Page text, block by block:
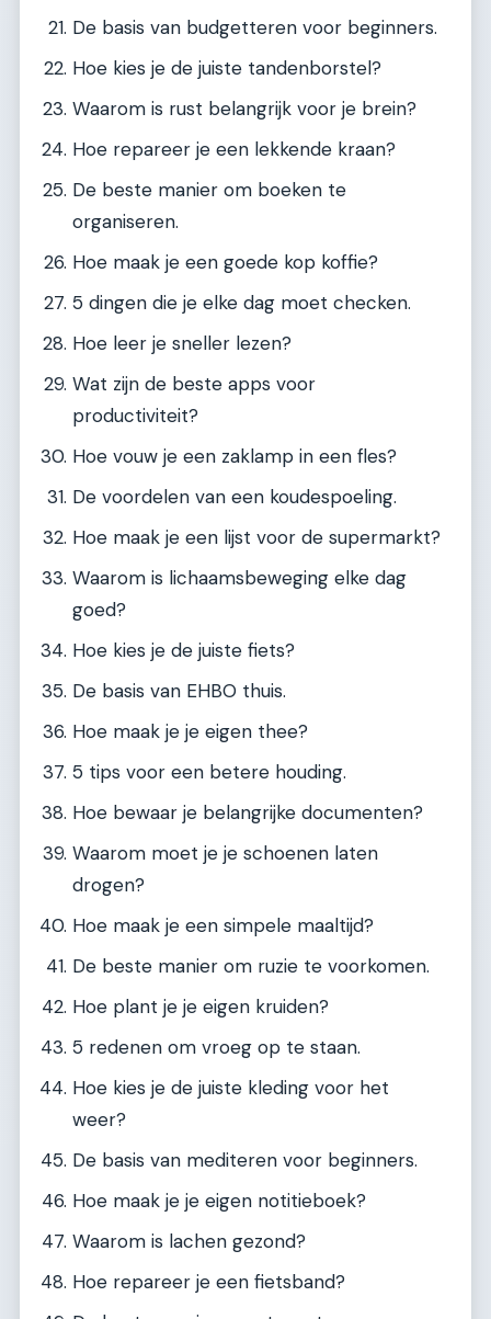
De basis van budgetteren voor beginners.
Hoe kies je de juiste tandenborstel?
Waarom is rust belangrijk voor je brein?
Hoe repareer je een lekkende kraan?
De beste manier om boeken te
organiseren.
Hoe maak je een goede kop koffie?
5 dingen die je elke dag moet checken.
Hoe leer je sneller lezen?
Wat zijn de beste apps voor
productiviteit?
Hoe vouw je een zaklamp in een fles?
De voordelen van een koudespoeling.
Hoe maak je een lijst voor de supermarkt?
Waarom is lichaamsbeweging elke dag
goed?
Hoe kies je de juiste fiets?
De basis van EHBO thuis.
Hoe maak je je eigen thee?
5 tips voor een betere houding.
Hoe bewaar je belangrijke documenten?
Waarom moet je je schoenen laten
drogen?
Hoe maak je een simpele maaltijd?
De beste manier om ruzie te voorkomen.
Hoe plant je je eigen kruiden?
5 redenen om vroeg op te staan.
Hoe kies je de juiste kleding voor het
weer?
De basis van mediteren voor beginners.
Hoe maak je je eigen notitieboek?
Waarom is lachen gezond?
Hoe repareer je een fietsband?